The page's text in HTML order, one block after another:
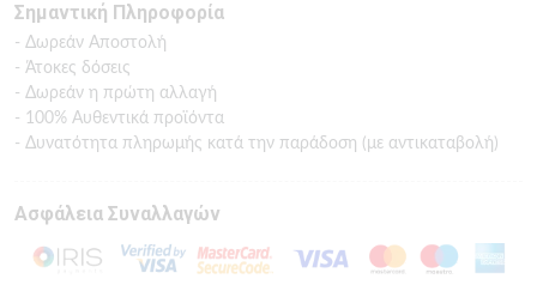
Σημαντική Πληροφορία
- Δωρεάν Αποστολή
- Άτοκες δόσεις
- Δωρεάν η πρώτη αλλαγή
- 100% Αυθεντικά προϊόντα
- Δυνατότητα πληρωμής κατά την παράδοση (με αντικαταβολή)
Ασφάλεια Συναλλαγών